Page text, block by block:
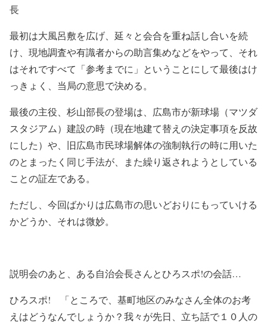
長
最初は大風呂敷を広げ、延々と会合を重ね話し合いを続
け、現地調査や有識者からの助言集めなどをやって、それ
はそれですべて「参考までに」ということにして最後はけ
っきょく、当局の意思で決める。
最後の主役、杉山部長の登場は、広島市が新球場（マツダ
スタジアム）建設の時（現在地建て替えの決定事項を反故
にした）や、旧広島市民球場解体の強制執行の時に用いた
のとまったく同じ手法が、また繰り返されようとしている
ことの証左である。
ただし、今回ばかりは広島市の思いどおりにもっていける
かどうか、それは微妙。
説明会のあと、ある自治会長さんとひろスポ!の会話…
ひろスポ! 「ところで、基町地区のみなさん全体のお考
えはどうなんでしょうか？我々が先日、立ち話で１０人の